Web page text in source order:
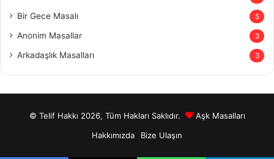
Bir Gece Masalı 5
Anonim Masallar 3
Arkadaşlık Masalları 3
© Telif Hakkı 2026, Tüm Hakları Saklıdır.
Aşk Masalları
Hakkımızda
Bize Ulaşın